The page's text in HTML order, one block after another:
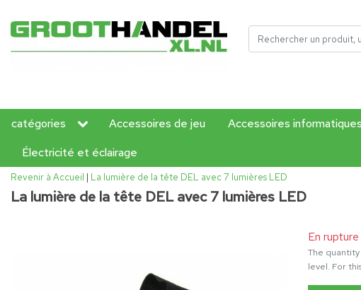
catégories Accessoires de jeu Accessoires informatiques
Électricité et éclairage
Revenir à Accueil | La lumière de la tête DEL avec 7 lumières LED
La lumière de la tête DEL avec 7 lumières LED
En
The
level. For